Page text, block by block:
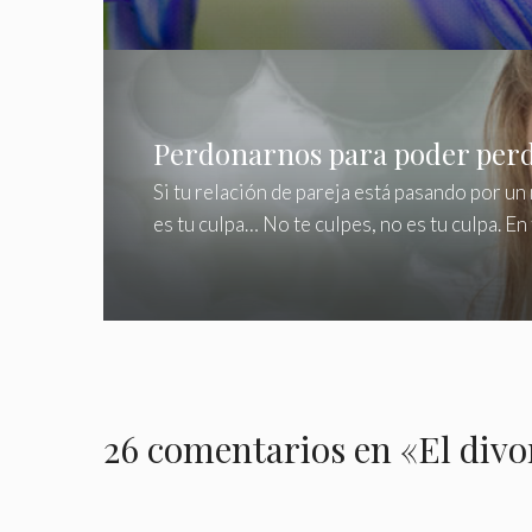
Perdonarnos para poder
Si tu relación de pareja está pasando por
es tu culpa… No te culpes, no es tu culpa.
26 comentarios en «El